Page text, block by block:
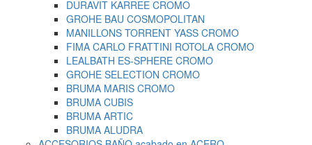
DURAVIT KARREE CROMO
GROHE BAU COSMOPOLITAN
MANILLONS TORRENT YASS CROMO
FIMA CARLO FRATTINI ROTOLA CROMO
LEALBATH ES-SPHERE CROMO
GROHE SELECTION CROMO
BRUMA MARIS CROMO
BRUMA CUBIS
BRUMA ARTIC
BRUMA ALUDRA